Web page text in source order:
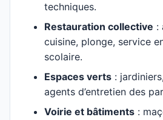
techniques.
Restauration collective :
cuisine, plonge, service
scolaire.
Espaces verts :
agents d’entretien des
Voirie et bâtiments :